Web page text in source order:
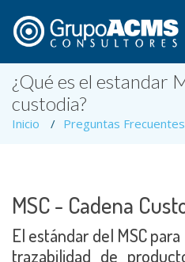
¿Qué es el estandar
custodia?
Inicio Preguntas Frecuentes
MSC - Cadena
El estándar del MSC
trazabilidad de